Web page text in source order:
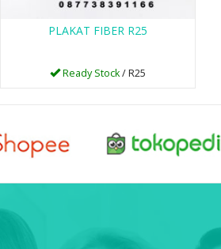
PLAKAT FIBER R25
Ready Stock/ R25